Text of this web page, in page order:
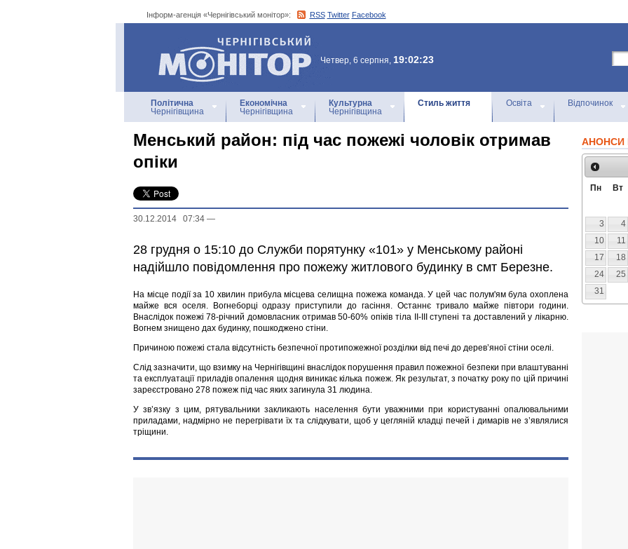
Інформ-агенція «Чернігівський монітор»: RSS Twitter Facebook
Інформ-агенція
«Чернігівський монітор»
Четвер, 6 серпня, 19:02:23
Політична
Чернігівщина
Економічна
Чернігівщина
Культурна
Чернігівщина
Стиль життя Освіта Відпочинок
Менський район: під час пожежі чоловік отримав
опіки
30.12.2014 07:34 —
28 грудня о 15:10 до Служби порятунку «101» у Менському районі
надійшло повідомлення про пожежу житлового будинку в смт Березне.
На місце події за 10 хвилин прибула місцева селищна пожежа команда. У цей час полум'ям була охоплена
майже вся оселя. Вогнеборці одразу приступили до гасіння. Останнє тривало майже півтори години.
Внаслідок пожежі 78-річний домовласник отримав 50-60% опіків тіла ІІ-ІІІ ступені та доставлений у лікарню.
Вогнем знищено дах будинку, пошкоджено стіни.
Причиною пожежі стала відсутність безпечної протипожежної розділки від печі до дерев’яної стіни оселі.
Слід зазначити, що взимку на Чернігівщині внаслідок порушення правил пожежної безпеки при влаштуванні
та експлуатації приладів опалення щодня виникає кілька пожеж. Як результат, з початку року по цій причині
зареєстровано 278 пожеж під час яких загинула 31 людина.
У зв’язку з цим, рятувальники закликають населення бути уважними при користуванні опалювальними
приладами, надмірно не перегрівати їх та слідкувати, щоб у цегляній кладці печей і димарів не з’являлися
тріщини.
АНОНСИ
Пн Вт
3
4
10
11
17
18
24
25
31